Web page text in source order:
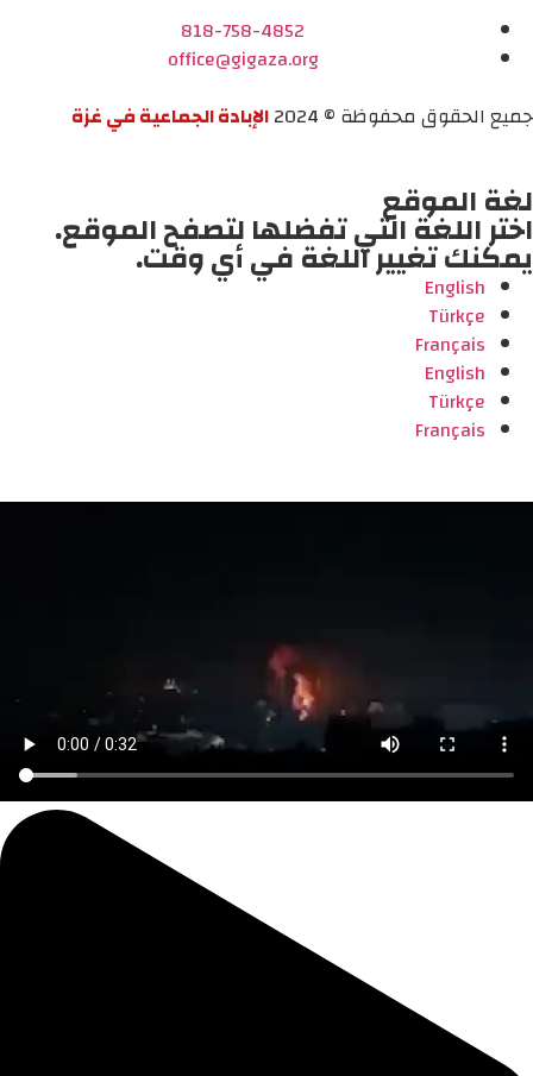
818-758-4852
office@gigaza.org
جميع الحقوق محفوظة © 2024
الإبادة الجماعية في غزة
لغة الموقع
اختر اللغة التي تفضلها لتصفح الموقع.
يمكنك تغيير اللغة في أي وقت.
English
Türkçe
Français
English
Türkçe
Français